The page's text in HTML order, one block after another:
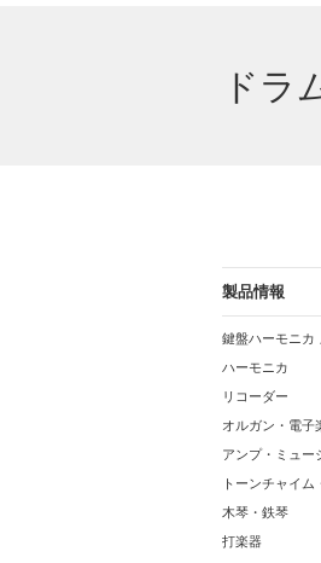
ドラ
製品情報
鍵盤ハーモニカ
ハーモニカ
リコーダー
オルガン・電子
アンプ・ミュー
トーンチャイム
木琴・鉄琴
打楽器